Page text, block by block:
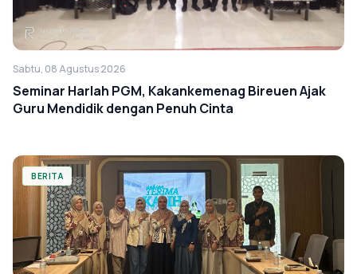
Sabtu, 08 Agustus 2026
Seminar Harlah PGM, Kakankemenag Bireuen Ajak
Guru Mendidik dengan Penuh Cinta
BERITA